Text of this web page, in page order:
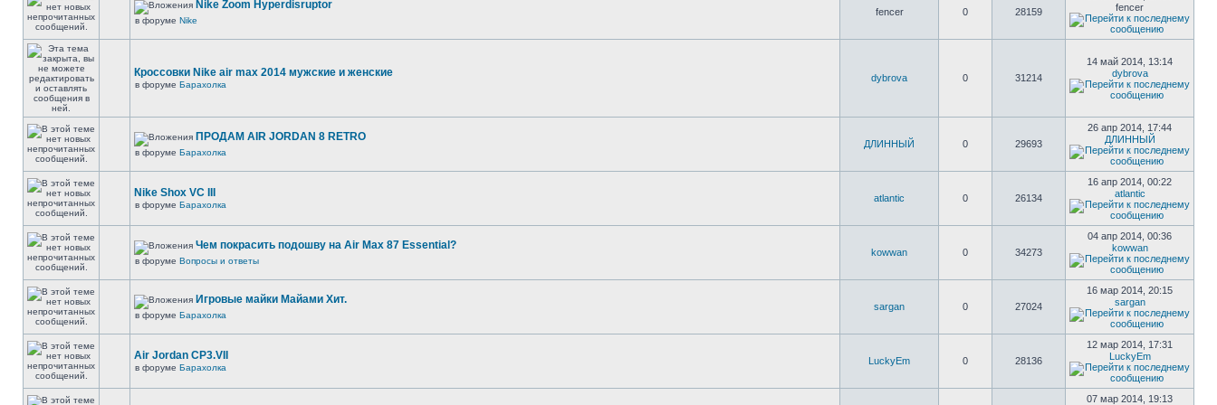
Nike Zoom Hyperdisruptor
в форуме Nike
fencer 0 28159
fencer
Кроссовки Nike air max 2014 мужские и женские
в форуме Барахолка
dybrova 0 31214
14 май 2014, 13:14
dybrova
ПРОДАМ AIR JORDAN 8 RETRO
в форуме Барахолка
ДЛИННЫЙ 0 29693
26 апр 2014, 17:44
ДЛИННЫЙ
Nike Shox VC III
в форуме Барахолка
atlantic 0 26134
16 апр 2014, 00:22
atlantic
Чем покрасить подошву на Air Max 87 Essential?
в форуме Вопросы и ответы
kowwan 0 34273
04 апр 2014, 00:36
kowwan
Игровые майки Майами Хит.
в форуме Барахолка
sargan 0 27024
16 мар 2014, 20:15
sargan
Air Jordan CP3.VII
в форуме Барахолка
LuckyEm 0 28136
12 мар 2014, 17:31
LuckyEm
07 мар 2014, 19:13